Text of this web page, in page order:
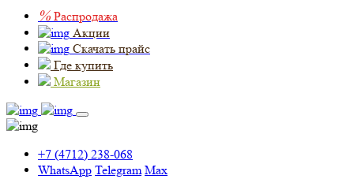
% Распродажа
Акции
Скачать прайс
Где купить
Магазин
+7 (4712) 238-068
WhatsApp Telegram Max